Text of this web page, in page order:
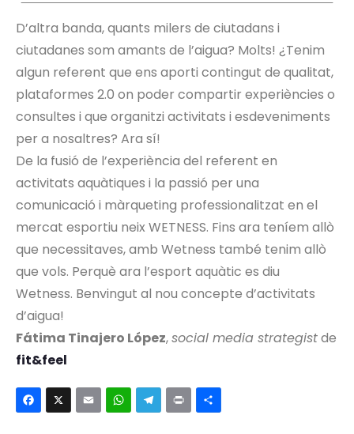
D’altra banda, quants milers de ciutadans i
ciutadanes som amants de l’aigua? Molts! ¿Tenim
algun referent que ens aporti contingut de qualitat,
plataformes 2.0 on poder compartir experiències o
consultes i que organitzi activitats i esdeveniments
per a nosaltres? Ara sí!
De la fusió de l’experiència del referent en
activitats aquàtiques i la passió per una
comunicació i màrqueting professionalitzat en el
mercat esportiu neix WETNESS. Fins ara teníem allò
que necessitaves, amb Wetness també tenim allò
que vols. Perquè ara l’esport aquàtic es diu
Wetness. Benvingut al nou concepte d’activitats
d’aigua!
Fátima Tinajero López,social media strategistde
fit&feel
Facebook
X Email
WhatsApp
Telegram
Print